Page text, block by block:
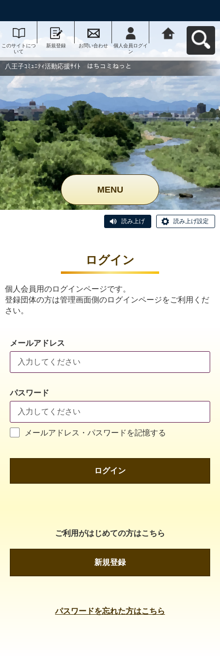
このサイトにつ
いて
新規登録 お問い合わせ
個人会員ログイ
ン
動応援ｻｲﾄ はち
コミねっとへ戻
八王子ｺﾐｭﾆﾃｨ活動応援ｻｲﾄ はちコミねっと
MENU
読み上げ 読み上げ設定
ログイン
個人会員用のログインページです。
登録団体の方は管理画面側のログインページをご利用くだ
さい。
メールアドレス
パスワード
メールアドレス・パスワードを記憶する
ログイン
ご利用がはじめての方はこちら
新規登録
パスワードを忘れた方はこちら